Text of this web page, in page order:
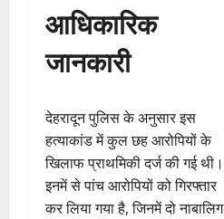
आधिकारिक
जानकारी
देहरादून पुलिस के अनुसार इस
हत्याकांड में कुल छह आरोपियों के
खिलाफ प्राथमिकी दर्ज की गई थी।
इनमें से पांच आरोपियों को गिरफ्तार
कर लिया गया है, जिनमें दो नाबालिग